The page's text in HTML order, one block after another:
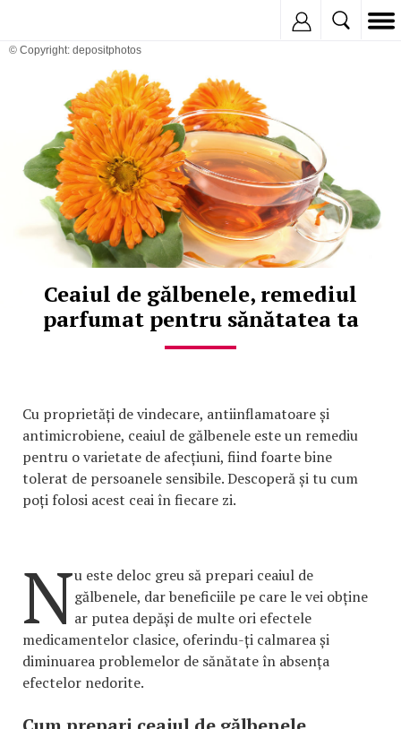
© Copyright: depositphotos
Ceaiul de gălbenele, remediul
parfumat pentru sănătatea ta
Cu proprietăți de vindecare, antiinflamatoare și
antimicrobiene, ceaiul de gălbenele este un remediu
pentru o varietate de afecțiuni, fiind foarte bine
tolerat de persoanele sensibile. Descoperă și tu cum
poți folosi acest ceai în fiecare zi.
Nu este deloc greu să prepari ceaiul de
gălbenele, dar beneficiile pe care le vei obține
ar putea depăși de multe ori efectele
medicamentelor clasice, oferindu-ți calmarea și
diminuarea problemelor de sănătate în absența
efectelor nedorite.